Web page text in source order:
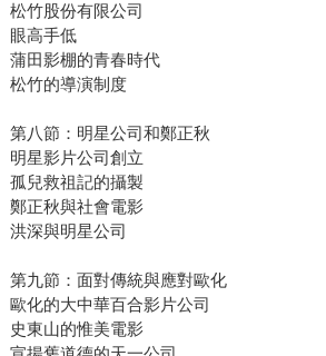
松竹股份有限公司
眼高手低
蒲田影棚的青春時代
松竹的導演制度
第八節：明星公司和鄭正秋
明星影片公司創立
孤兒救祖記的攝製
鄭正秋與社會電影
洪深與明星公司
第九節：面對傳統與應對歐化
歐化的大中華百合影片公司
史東山的惟美電影